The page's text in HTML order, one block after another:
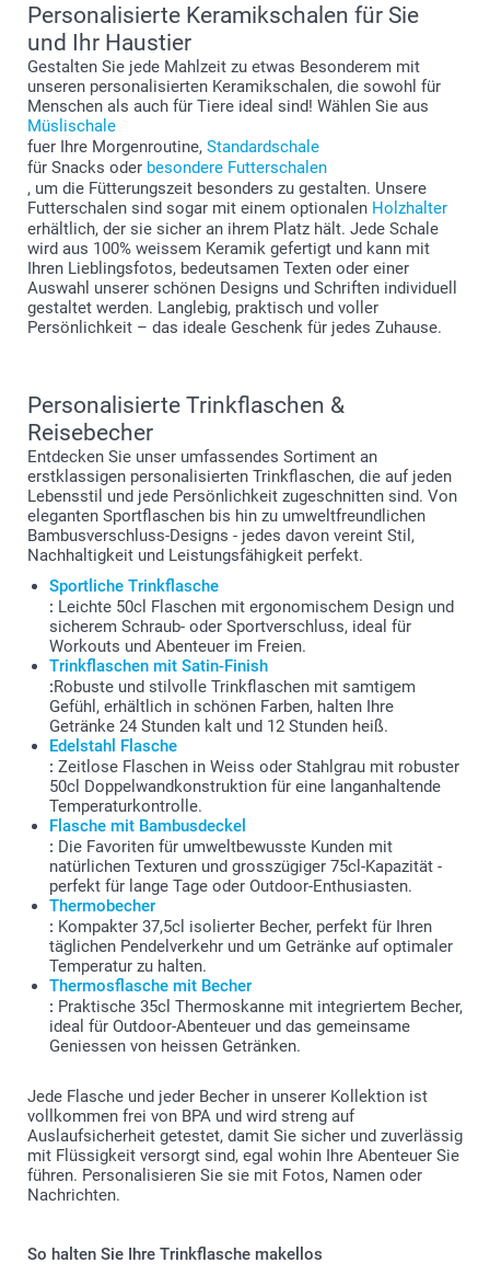
Personalisierte Keramikschalen für Sie
und Ihr Haustier
Gestalten Sie jede Mahlzeit zu etwas Besonderem mit
unseren personalisierten Keramikschalen, die sowohl für
Menschen als auch für Tiere ideal sind! Wählen Sie aus
Müslischale
fuer Ihre Morgenroutine, Standardschale
für Snacks oder besondere Futterschalen
, um die Fütterungszeit besonders zu gestalten. Unsere
Futterschalen sind sogar mit einem optionalen Holzhalter
erhältlich, der sie sicher an ihrem Platz hält. Jede Schale
wird aus 100% weissem Keramik gefertigt und kann mit
Ihren Lieblingsfotos, bedeutsamen Texten oder einer
Auswahl unserer schönen Designs und Schriften individuell
gestaltet werden. Langlebig, praktisch und voller
Persönlichkeit – das ideale Geschenk für jedes Zuhause.
Personalisierte Trinkflaschen &
Reisebecher
Entdecken Sie unser umfassendes Sortiment an
erstklassigen personalisierten Trinkflaschen, die auf jeden
Lebensstil und jede Persönlichkeit zugeschnitten sind. Von
eleganten Sportflaschen bis hin zu umweltfreundlichen
Bambusverschluss-Designs - jedes davon vereint Stil,
Nachhaltigkeit und Leistungsfähigkeit perfekt.
Sportliche Trinkflasche
: Leichte 50cl Flaschen mit ergonomischem Design und
sicherem Schraub- oder Sportverschluss, ideal für
Workouts und Abenteuer im Freien.
Trinkflaschen mit Satin-Finish
:Robuste und stilvolle Trinkflaschen mit samtigem
Gefühl, erhältlich in schönen Farben, halten Ihre
Getränke 24 Stunden kalt und 12 Stunden heiß.
Edelstahl Flasche
: Zeitlose Flaschen in Weiss oder Stahlgrau mit robuster
50cl Doppelwandkonstruktion für eine langanhaltende
Temperaturkontrolle.
Flasche mit Bambusdeckel
: Die Favoriten für umweltbewusste Kunden mit
natürlichen Texturen und grosszügiger 75cl-Kapazität -
perfekt für lange Tage oder Outdoor-Enthusiasten.
Thermobecher
: Kompakter 37,5cl isolierter Becher, perfekt für Ihren
täglichen Pendelverkehr und um Getränke auf optimaler
Temperatur zu halten.
Thermosflasche mit Becher
: Praktische 35cl Thermoskanne mit integriertem Becher,
ideal für Outdoor-Abenteuer und das gemeinsame
Geniessen von heissen Getränken.
Jede Flasche und jeder Becher in unserer Kollektion ist
vollkommen frei von BPA und wird streng auf
Auslaufsicherheit getestet, damit Sie sicher und zuverlässig
mit Flüssigkeit versorgt sind, egal wohin Ihre Abenteuer Sie
führen. Personalisieren Sie sie mit Fotos, Namen oder
Nachrichten.
So halten Sie Ihre Trinkflasche makellos